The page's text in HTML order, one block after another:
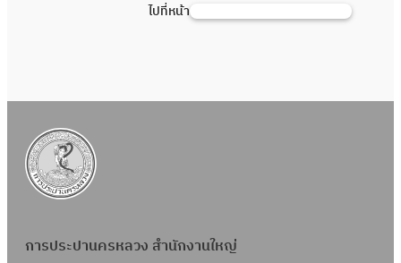
ไปที่หน้าค้
การประปานครหลวง สำนักงานใหญ่